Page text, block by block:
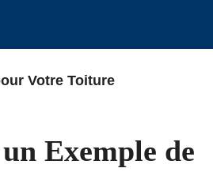
Votre Toiture
Exemple de